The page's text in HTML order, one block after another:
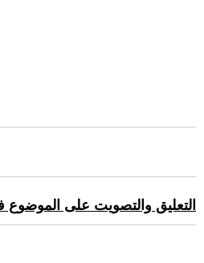
التعليق والتصويت على الموضوع